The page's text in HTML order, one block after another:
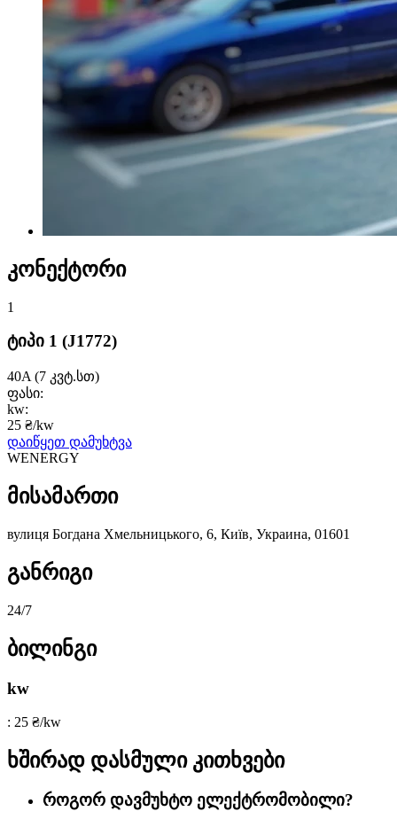
კონექტორი
1
ტიპი 1 (J1772)
40A (7 კვტ.სთ)
ფასი:
kw:
25 ₴/kw
დაიწყეთ დამუხტვა
WENERGY
მისამართი
вулиця Богдана Хмельницького, 6, Київ, Украина, 01601
განრიგი
24/7
ბილინგი
kw
: 25 ₴/kw
ხშირად დასმული კითხვები
როგორ დავმუხტო ელექტრომობილი?